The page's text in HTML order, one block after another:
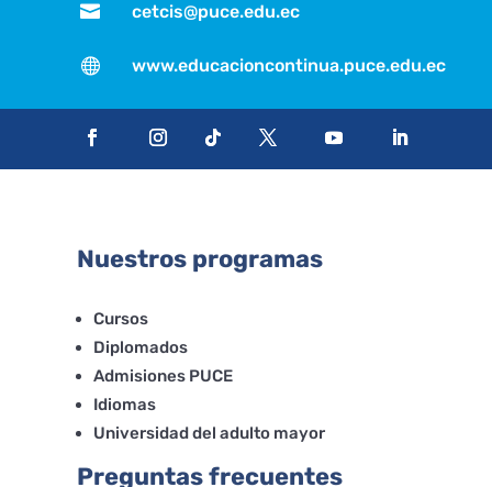
 cetcis@puce.edu.ec
 www.educacioncontinua.puce.edu.ec
Nuestros programas
Cursos
Diplomados
Admisiones PUCE
Idiomas
Universidad del adulto mayor
Preguntas frecuentes